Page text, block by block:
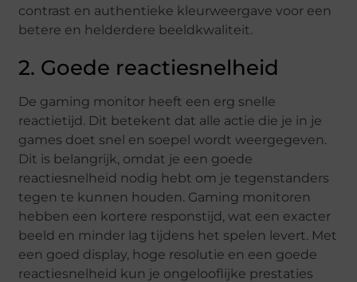
contrast en authentieke kleurweergave voor een
betere en helderdere beeldkwaliteit.
2. Goede reactiesnelheid
De gaming monitor heeft een erg snelle
reactietijd. Dit betekent dat alle actie die je in je
games doet snel en soepel wordt weergegeven.
Dit is belangrijk, omdat je een goede
reactiesnelheid nodig hebt om je tegenstanders
tegen te kunnen houden. Gaming monitoren
hebben een kortere responstijd, wat een exacter
beeld en minder lag tijdens het spelen levert. Met
een goed display, hoge resolutie en een goede
reactiesnelheid kun je ongelooflijke prestaties